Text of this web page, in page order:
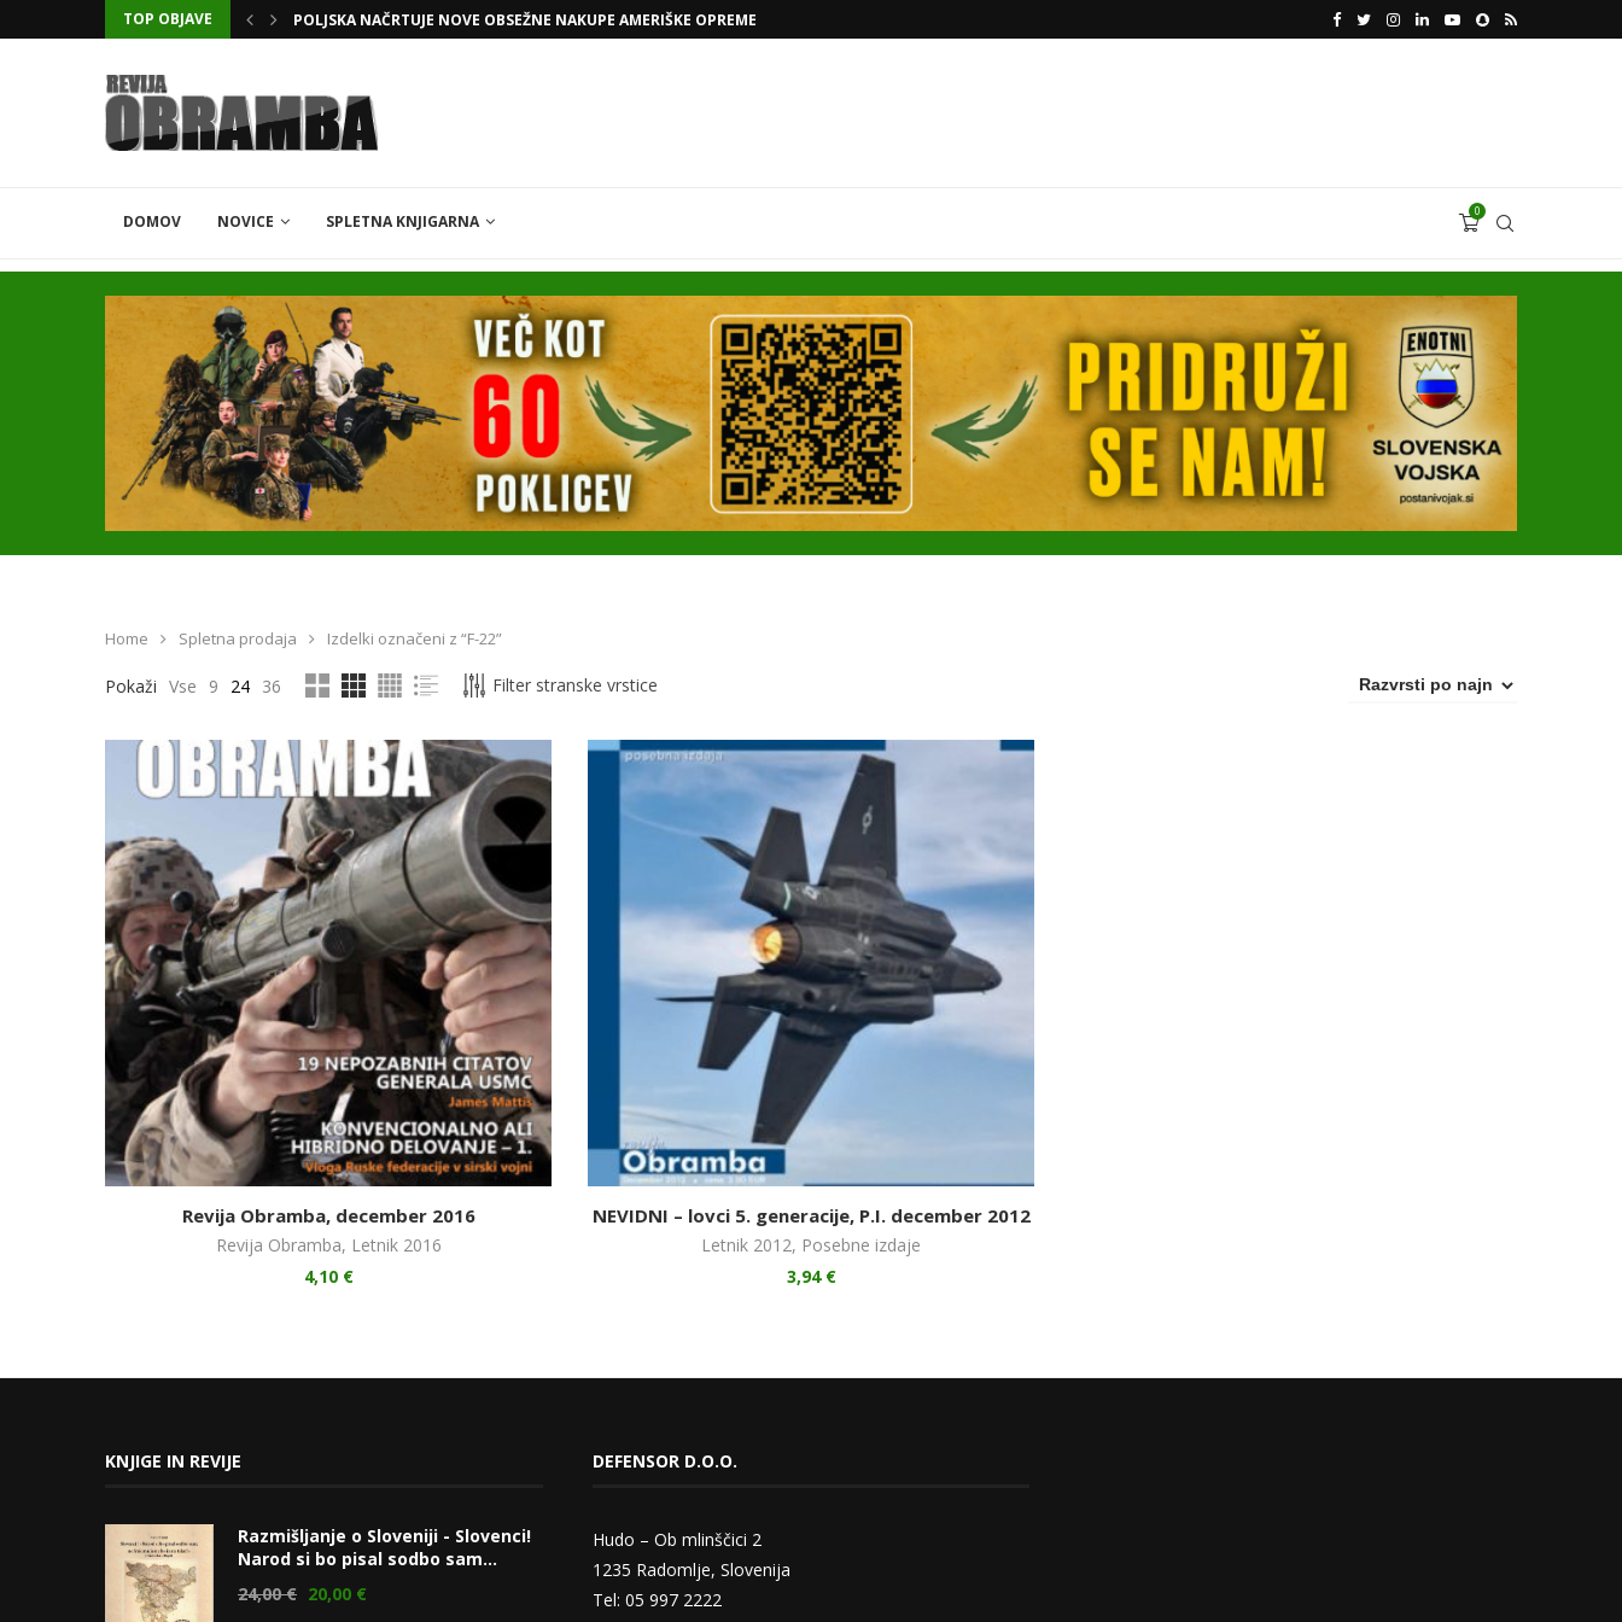
TOP OBJAVE POLJSKA NAČRTUJE NOVE OBSEŽNE NAKUPE AMERIŠKE OPREME KATARSKI DELNIČAR ZAPLETEL VOLKSWAGNOVE
DOMOV NOVICE SPLETNA KNJIGARNA
0
Home Spletna prodaja Izdelki označeni z “F-22”
Pokaži Vse 9 24 36 Filter stranske vrstice
Revija Obramba, december 2016
Revija Obramba, Letnik 2016
4,10 €
NEVIDNI – lovci 5. generacije, P.I. december 2012
Letnik 2012, Posebne izdaje
3,94 €
KNJIGE IN REVIJE
Razmišljanje o Sloveniji - Slovenci!
Narod si bo pisal sodbo sam...
24,00€ 20,00 €
DEFENSOR D.O.O.
Hudo – Ob mlinščici 2
1235 Radomlje, Slovenija
Tel: 05 997 2222